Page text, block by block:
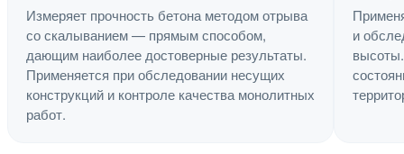
Измеряет прочность бетона методом отрыва
со скалыванием — прямым способом,
дающим наиболее достоверные результаты.
Применяется при обследовании несущих
конструкций и контроле качества монолитных
работ.
и